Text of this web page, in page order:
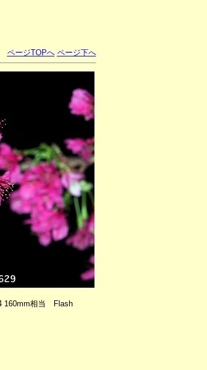
ページTOPへ ページ下へ
160mm相当 Flash